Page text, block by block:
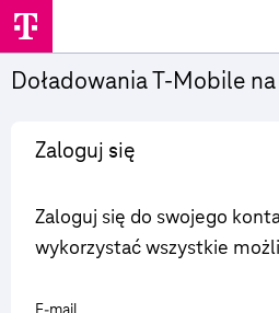
Doładowania T-Mobile
Zaloguj się
Zaloguj się do swojego
wykorzystać wszystkie